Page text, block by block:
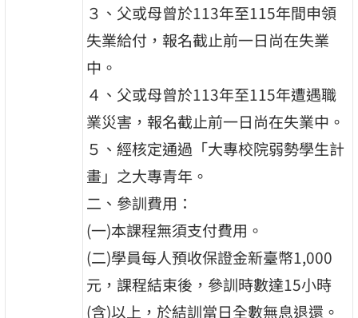
３、父或母曾於113年至115年間申領
失業給付，報名截止前一日尚在失業
中。
４、父或母曾於113年至115年遭遇職
業災害，報名截止前一日尚在失業中。
５、經核定通過「大專校院弱勢學生計
畫」之大專青年。
二、參訓費用：
(一)本課程無須支付費用。
(二)學員每人預收保證金新臺幣1,000
元，課程結束後，參訓時數達15小時
(含)以上，於結訓當日全數無息退還。